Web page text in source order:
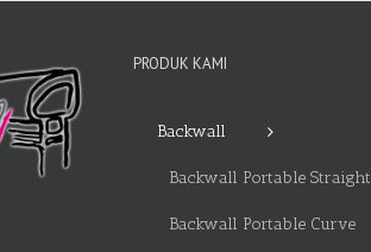
PRODUK KAMI
Backwall
Backwall Portable Straight
Backwall Portable Curve